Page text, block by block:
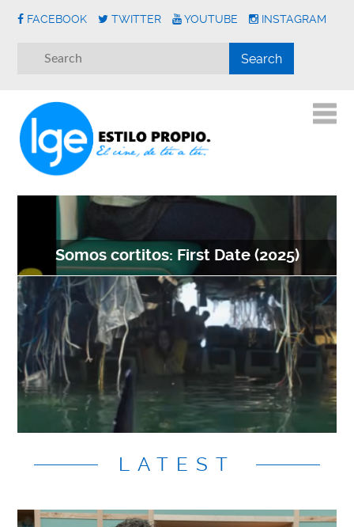
FACEBOOK TWITTER YOUTUBE INSTAGRAM
Somos cortitos: First Date (2025)
LATEST